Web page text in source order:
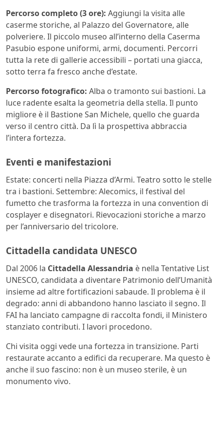
Percorso completo (3 ore): Aggiungi la visita alle
caserme storiche, al Palazzo del Governatore, alle
polveriere. Il piccolo museo all’interno della Caserma
Pasubio espone uniformi, armi, documenti. Percorri
tutta la rete di gallerie accessibili – portati una giacca,
sotto terra fa fresco anche d’estate.
Percorso fotografico: Alba o tramonto sui bastioni. La
luce radente esalta la geometria della stella. Il punto
migliore è il Bastione San Michele, quello che guarda
verso il centro città. Da lì la prospettiva abbraccia
l’intera fortezza.
Eventi e manifestazioni
Estate: concerti nella Piazza d’Armi. Teatro sotto le stelle
tra i bastioni. Settembre: Alecomics, il festival del
fumetto che trasforma la fortezza in una convention di
cosplayer e disegnatori. Rievocazioni storiche a marzo
per l’anniversario del tricolore.
Cittadella candidata UNESCO
Dal 2006 la Cittadella Alessandria è nella Tentative List
UNESCO, candidata a diventare Patrimonio dell’Umanità
insieme ad altre fortificazioni sabaude. Il problema è il
degrado: anni di abbandono hanno lasciato il segno. Il
FAI ha lanciato campagne di raccolta fondi, il Ministero
stanziato contributi. I lavori procedono.
Chi visita oggi vede una fortezza in transizione. Parti
restaurate accanto a edifici da recuperare. Ma questo è
anche il suo fascino: non è un museo sterile, è un
monumento vivo.